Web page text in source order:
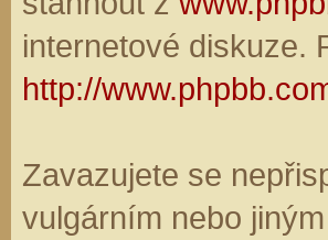
internetové diskuze.
http://
Zavazujete se
vulgárním nebo